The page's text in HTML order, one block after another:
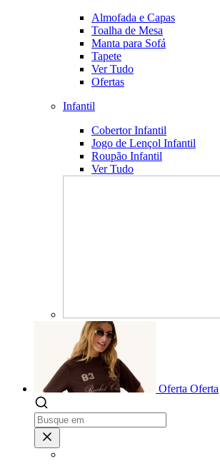
Almofada e Capas
Toalha de Mesa
Manta para Sofá
Tapete
Ver Tudo
Ofertas
Infantil
Cobertor Infantil
Jogo de Lençol Infantil
Roupão Infantil
Ver Tudo
Oferta Oferta